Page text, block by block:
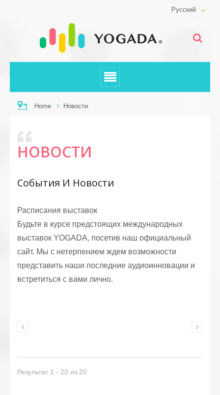
Русский
Home Новости
НОВОСТИ
События И Новости
Расписания выставок
Будьте в курсе предстоящих международных
выставок YOGADA, посетив наш официальный
сайт. Мы с нетерпением ждем возможности
представить наши последние аудиоинновации и
встретиться с вами лично.
Результат 1 - 20 из 20